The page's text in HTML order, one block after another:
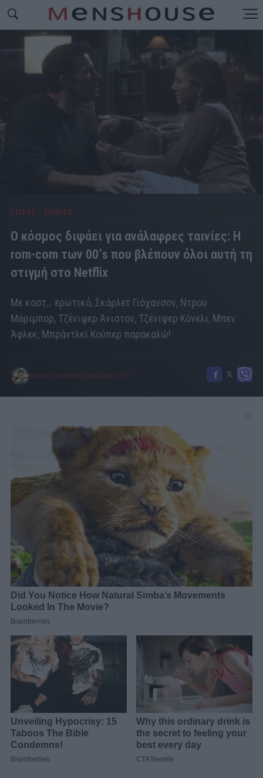
ΣΕΙΡΕΣ - ΤΑΙΝΙΕΣ
Ο κόσμος διψάει για ανάλαφρες ταινίες: Η
rom-com των 00’s που βλέπουν όλοι αυτή τη
στιγμή στο Netflix
Με καστ… ερωτικό, Σκάρλετ Γιόχανσον, Ντρου
Μάριμπορ, Τζένιφερ Άνιστον, Τζένιφερ Κόνελι, Μπεν
Άφλεκ, Μπράντλεϊ Κούπερ παρακαλώ!
ΕΡΡΙΚΟΣ ΒΟΥΛΓΑΡΗΣ 20/05/2026 10:19